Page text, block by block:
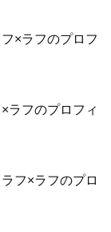
×ラフのプロフ
ラフのプロフィ
フ×ラフのプロ